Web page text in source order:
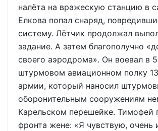
налёта на вражескую станцию в
Елкова попал снаряд,
систему. Лётчик продолжал
задание. А затем благополучно
своего аэродрома». Он воевал в
штурмовом авиационном полку
армии, который наносил
оборонительным сооружениям
Карельском перешейке. Тимофей
фронта жене: «Я чувствую, очень